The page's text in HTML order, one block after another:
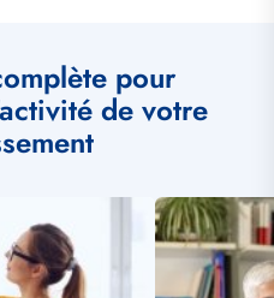
pour
de votre
Illustration
vignette